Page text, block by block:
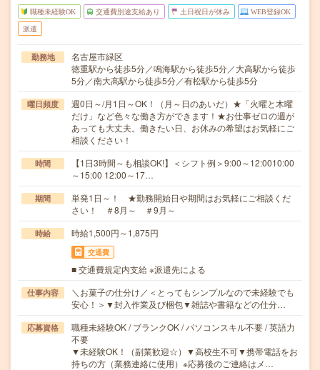
職種未経験OK 交通費別途支給あり 土日祝日が休み WEB登録OK
派遣
勤務地
名古屋市緑区
徳重駅から徒歩5分／鳴海駅から徒歩5分／大高駅から徒歩
5分／南大高駅から徒歩5分／有松駅から徒歩5分
曜日頻度
週0日～/月1日～OK！（月～日のあいだ）★「火曜と木曜
だけ」など色々な働き方ができます！★お仕事ゼロの週が
あっても大丈夫。働きたい日、お休みの希望はお気軽にご
相談ください！
時間
【1日3時間～も相談OK!】＜シフト例＞9:00～12:0010:00
～15:00 12:00～17…
期間
単発1日～！ ★勤務開始日や期間はお気軽にご相談くだ
さい！ ＃8月～ ＃9月～
時給 時給1,500円～1,875円
交通費
■ 交通費規定内支給 ※派遣先による
仕事内容
＼お菓子の仕分け／＜とってもシンプルなので未経験でも
安心！＞▼封入作業及び梱包▼雑誌や書籍などの仕分…
応募資格
職種未経験OK / ブランクOK / パソコンスキル不要 / 英語力
不要
▼未経験OK！（副業歓迎☆）▼高校生不可▼携帯電話をお
持ちの方（業務連絡に使用）※応募後のご連絡はメ…